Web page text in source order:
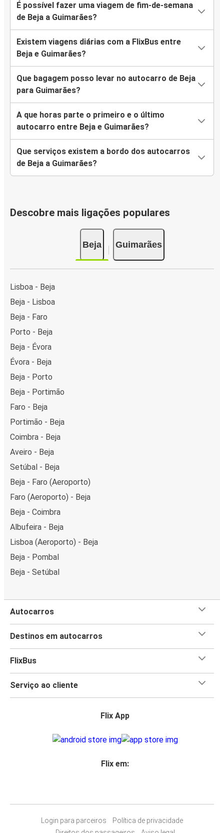
É possível fazer uma viagem de fim-de-semana
de Beja a Guimarães?
Existem viagens diárias com a FlixBus entre
Beja e Guimarães?
Que bagagem posso levar no autocarro de Beja
para Guimarães?
A que horas parte o primeiro e o último
autocarro entre Beja e Guimarães?
Que serviços existem a bordo dos autocarros
de Beja a Guimarães?
Descobre mais ligações populares
Beja Guimarães
Lisboa - Beja
Beja - Lisboa
Beja - Faro
Porto - Beja
Beja - Évora
Évora - Beja
Beja - Porto
Beja - Portimão
Faro - Beja
Portimão - Beja
Coimbra - Beja
Aveiro - Beja
Setúbal - Beja
Beja - Faro (Aeroporto)
Faro (Aeroporto) - Beja
Beja - Coimbra
Albufeira - Beja
Lisboa (Aeroporto) - Beja
Beja - Pombal
Beja - Setúbal
Autocarros
Destinos em autocarros
FlixBus
Serviço ao cliente
Flix App
Flix em:
Login para parceiros
Política de privacidade